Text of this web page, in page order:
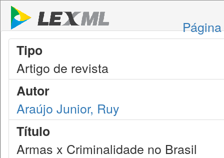
Tipo
Artigo de revista
Autor
Araújo Junior, Ruy
Título
Armas x Criminalidade no Brasil